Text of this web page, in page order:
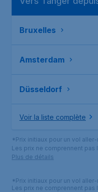
Bruxelles
Amsterdam
Düsseldorf
Voir la liste complète
*Prix initiaux pour un vol
Les prix ne comprennent pas
Plus de détails
*Prix initiaux pour un vol
Les prix ne comprennent pas